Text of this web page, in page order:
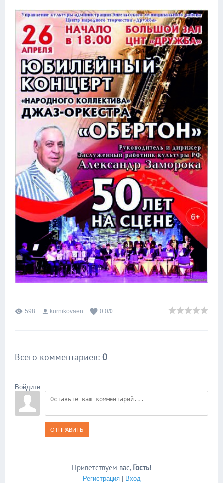
598 kurnikovaen 0.0/0
Всего комментариев: 0
Войдите:
ОТПРАВИТЬ
Приветствуем вас, Гость!
Регистрация| Вход